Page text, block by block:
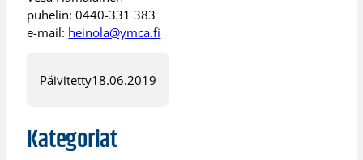
puhelin: 0440-331 383
e-mail: heinola@ymca.fi
Päivitetty18.06.2019
Kategoriat